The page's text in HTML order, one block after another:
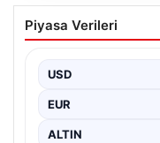
Nisan Ayı
2026:
Her ay düzenli
Piyasa Verileri
USD
EUR
ALTIN